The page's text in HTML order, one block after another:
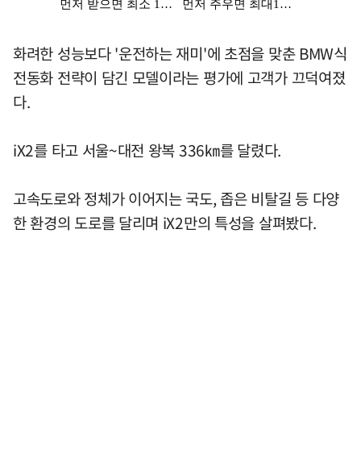
화려한 성능보다 '운전하는 재미'에 초점을 맞춘 BMW식
전동화 전략이 담긴 모델이라는 평가에 고객가 끄덕여졌
다.
iX2를 타고 서울~대전 왕복 336㎞를 달렸다.
고속도로와 정체가 이어지는 국도, 좁은 비탈길 등 다양
한 환경의 도로를 달리며 iX2만의 특성을 살펴봤다.